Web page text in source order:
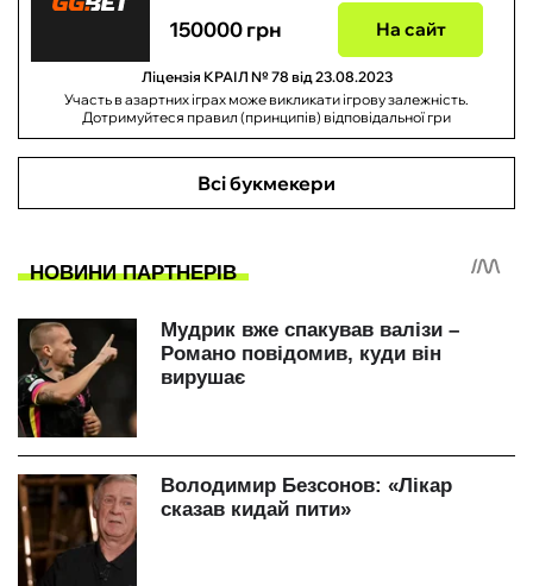
150000 грн На сайт
Ліцензія КРАІЛ № 78 від 23.08.2023
Участь в азартних іграх може викликати ігрову залежність.
Дотримуйтеся правил (принципів) відповідальної гри
Всі букмекери